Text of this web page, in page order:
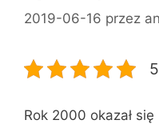
2019-06-16 przez
Rok 2000 okazał